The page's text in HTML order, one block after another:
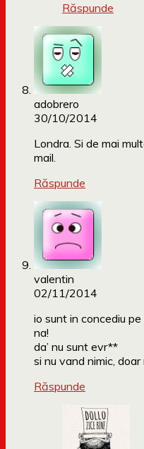
Răspunde
adobrero
30/10/2014
Londra. Si de mai
mail.
Răspunde
valentin
02/11/2014
io sunt in concediu
na!
da’ nu sunt evr**
si nu vand nimic,
Răspunde